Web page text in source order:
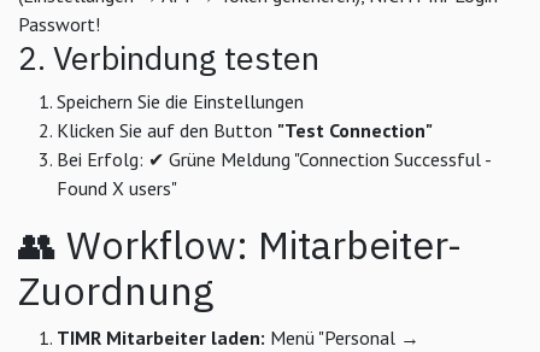
Passwort!
2. Verbindung testen
Speichern Sie die Einstellungen
Klicken Sie auf den Button "Test Connection"
Bei Erfolg: ✔ Grüne Meldung "Connection Successful -
Found X users"
👥 Workflow: Mitarbeiter-
Zuordnung
TIMR Mitarbeiter laden: Menü "Personal →